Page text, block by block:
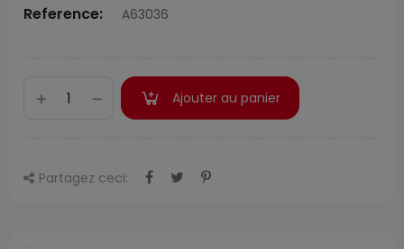
Reference: A63036
Ajouter au panier
Partagez ceci: